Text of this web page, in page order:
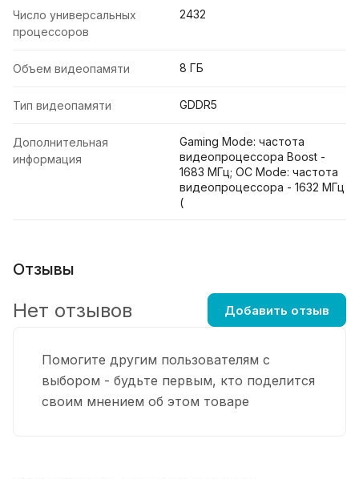
Число универсальных
процессоров
2432
Объем видеопамяти 8 ГБ
Тип видеопамяти GDDR5
Дополнительная
информация
Gaming Mode: частота
видеопроцессора Boost -
1683 МГц; OC Mode: частота
видеопроцессора - 1632 МГц
(
Отзывы
Помогите другим пользователям с
выбором - будьте первым, кто поделится
своим мнением об этом товаре
Нет отзывов Добавить отзыв